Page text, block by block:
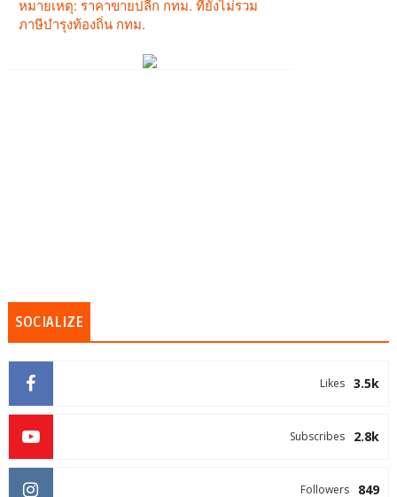
SOCIALIZE
3.5k
Likes
2.8k
Subscribes
849
Followers